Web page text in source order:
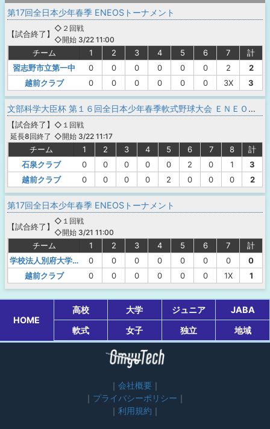
第17回全日本少年春季 ENEOSトーナメント
【試合終了 】
◇２回戦
◇開始 3/22 11:00
チーム 1 2 3 4 5 6 7
計
習志野市立第一中
0 0 0 0 0 0 2
2
越前クラブ
0 0 0 0 0 0 3X 3
文部科学大臣杯 第１６回全日本少年春季軟式野球大会 ＥＮＥＯＳトーナメント
【試合終了 】
延長8回終了
◇１回戦
◇開始 3/22 11:17
チーム 1 2 3 4 5 6 7 8
計
石泉クラブ
0 0 0 0 0 2 0 1
3
越前クラブ
0 0 0 0 2 0 0 0 2
第17回全日本少年春季 ENEOSトーナメント
【試合終了 】
◇１回戦
◇開始 3/21 11:00
チーム 1 2 3 4 5 6 7
計
学校法人別府大学明豊中
0 0 0 0 0 0 0
0
越前クラブ
0 0 0 0 0 0 1X 1
HOME
高校 大学 ジュニア
JABA
軟式
女子 独立 地域
会社概要
プライバシーポリシー
利用規約